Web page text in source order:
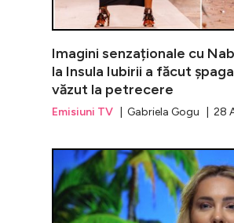
Imagini senzaționale cu
la Insula Iubirii a făcut
văzut la petrecere
Emisiuni TV | Gabriela Gogu | 28